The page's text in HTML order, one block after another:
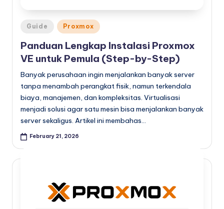
Posted
Guide Proxmox
Panduan Lengkap Instalasi Proxmox
VE untuk Pemula (Step-by-Step)
Banyak perusahaan ingin menjalankan banyak server
tanpa menambah perangkat fisik, namun terkendala
biaya, manajemen, dan kompleksitas. Virtualisasi
menjadi solusi agar satu mesin bisa menjalankan banyak
server sekaligus. Artikel ini membahas…
February 21, 2026